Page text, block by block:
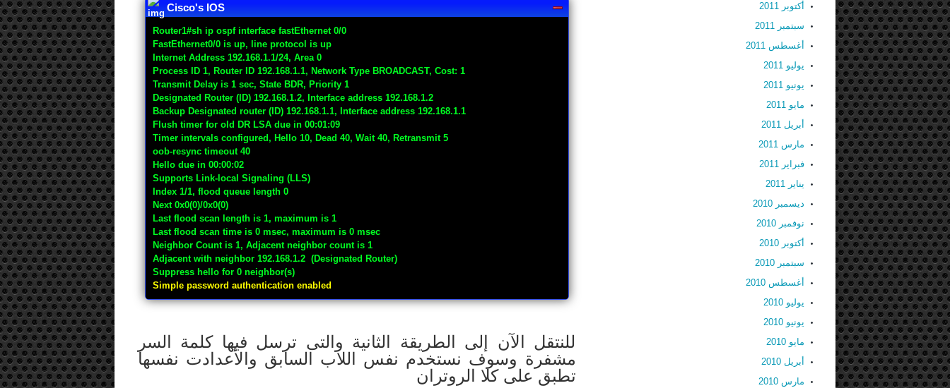
Cisco's IOS
Router1#sh ip ospf interface fastEthernet 0/0
FastEthernet0/0 is up, line protocol is up
Internet Address 192.168.1.1/24, Area 0
Process ID 1, Router ID 192.168.1.1, Network Type BROADCAST, Cost: 1
Transmit Delay is 1 sec, State BDR, Priority 1
Designated Router (ID) 192.168.1.2, Interface address 192.168.1.2
Backup Designated router (ID) 192.168.1.1, Interface address 192.168.1.1
Flush timer for old DR LSA due in 00:01:09
Timer intervals configured, Hello 10, Dead 40, Wait 40, Retransmit 5
oob-resync timeout 40
Hello due in 00:00:02
Supports Link-local Signaling (LLS)
Index 1/1, flood queue length 0
Next 0x0(0)/0x0(0)
Last flood scan length is 1, maximum is 1
Last flood scan time is 0 msec, maximum is 0 msec
Neighbor Count is 1, Adjacent neighbor count is 1
Adjacent with neighbor 192.168.1.2 (Designated Router)
Suppress hello for 0 neighbor(s)
Simple password authentication enabled
للنتقل الآن إلى الطريقة الثانية والتى ترسل فيها كلمة السر
مشفرة وسوف نستخدم نفس اللاب السابق والأعدادت نفسها
تطبق على كلا الروتران
أكتوبر 2011
سبتمبر 2011
أغسطس 2011
يوليو 2011
يونيو 2011
مايو 2011
أبريل 2011
مارس 2011
فبراير 2011
يناير 2011
ديسمبر 2010
نوفمبر 2010
أكتوبر 2010
سبتمبر 2010
أغسطس 2010
يوليو 2010
يونيو 2010
مايو 2010
أبريل 2010
مارس 2010